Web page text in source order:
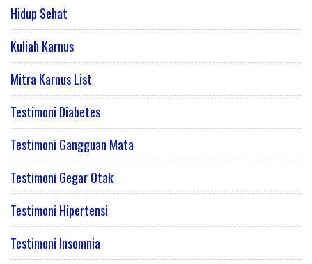
Hidup Sehat
Kuliah Karnus
Mitra Karnus List
Testimoni Diabetes
Testimoni Gangguan Mata
Testimoni Gegar Otak
Testimoni Hipertensi
Testimoni Insomnia